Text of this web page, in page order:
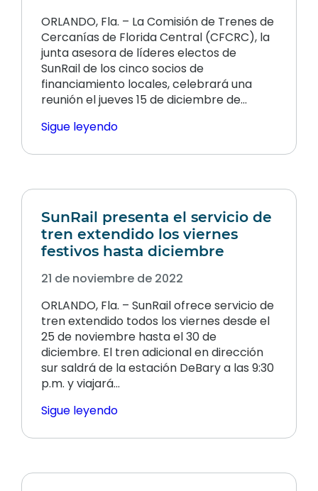
ORLANDO, Fla. – La Comisión de Trenes de
Cercanías de Florida Central (CFCRC), la
junta asesora de líderes electos de
SunRail de los cinco socios de
financiamiento locales, celebrará una
reunión el jueves 15 de diciembre de…
Sigue leyendo
SunRail presenta el servicio de
tren extendido los viernes
festivos hasta diciembre
21 de noviembre de 2022
ORLANDO, Fla. – SunRail ofrece servicio de
tren extendido todos los viernes desde el
25 de noviembre hasta el 30 de
diciembre. El tren adicional en dirección
sur saldrá de la estación DeBary a las 9:30
p.m. y viajará...
Sigue leyendo